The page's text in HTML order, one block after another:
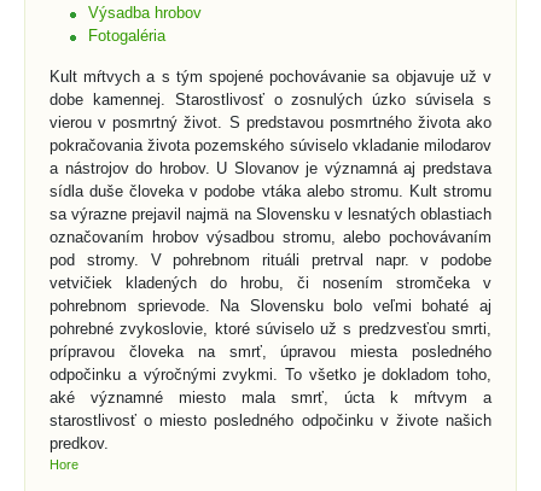
Výsadba hrobov
Fotogaléria
Kult mŕtvych a s tým spojené pochovávanie sa objavuje už v
dobe kamennej. Starostlivosť o zosnulých úzko súvisela s
vierou v posmrtný život. S predstavou posmrtného života ako
pokračovania života pozemského súviselo vkladanie milodarov
a nástrojov do hrobov. U Slovanov je významná aj predstava
sídla duše človeka v podobe vtáka alebo stromu. Kult stromu
sa výrazne prejavil najmä na Slovensku v lesnatých oblastiach
označovaním hrobov výsadbou stromu, alebo pochovávaním
pod stromy. V pohrebnom rituáli pretrval napr. v podobe
vetvičiek kladených do hrobu, či nosením stromčeka v
pohrebnom sprievode. Na Slovensku bolo veľmi bohaté aj
pohrebné zvykoslovie, ktoré súviselo už s predzvesťou smrti,
prípravou človeka na smrť, úpravou miesta posledného
odpočinku a výročnými zvykmi. To všetko je dokladom toho,
aké významné miesto mala smrť, úcta k mŕtvym a
starostlivosť o miesto posledného odpočinku v živote našich
predkov.
Hore